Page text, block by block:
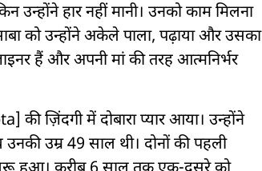
हार नहीं मानी। उनको काम मिलना
को उन्होंने अकेले पाला, पढ़ाया और उसका
हैं और अपनी मां की तरह आत्मनिर्भर
ज़िंदगी में दोबारा प्यार आया। उन्होंने
उम्र 49 साल थी। दोनों की पहली